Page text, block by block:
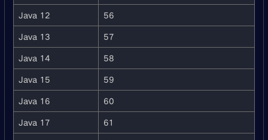
Java 12
56
Java 13
57
Java 14
58
Java 15
59
Java 16
60
Java 17
61